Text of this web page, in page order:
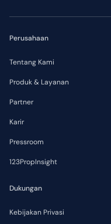
Perusahaan
Tentang Kami
Produk & Layanan
Partner
Karir
Pressroom
123PropInsight
Dukungan
Kebijakan Privasi